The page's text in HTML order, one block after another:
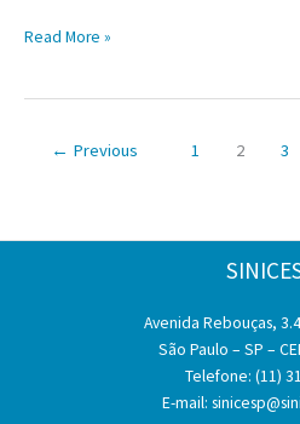
negócios
Dr.
Read More »
← Previous 1 2 3
Avenida Rebouças,
São Paulo – SP –
Telefone: (11)
E-mail: